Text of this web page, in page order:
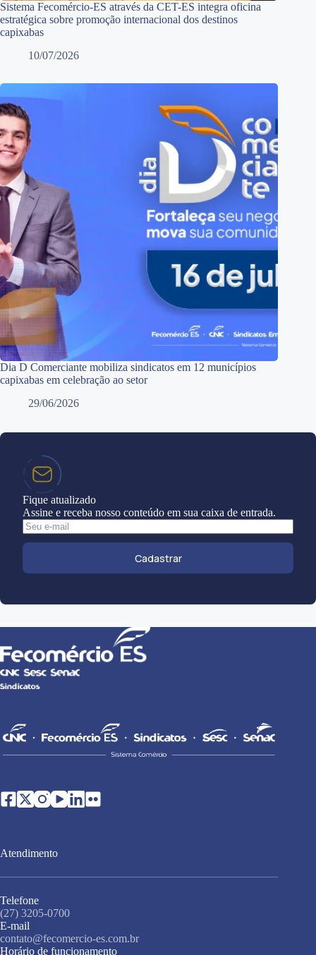
Sistema Fecomércio-ES através da CET-ES integra oficina
estratégica sobre promoção internacional dos destinos
capixabas
10/07/2026
Dia D Comerciante mobiliza sindicatos em 12 municípios
capixabas em celebração ao setor
29/06/2026
Fique atualizado
Assine e receba nosso conteúdo em sua caixa de entrada.
Cadastrar
Atendimento
Telefone
(27) 3205-0700
E-mail
contato@fecomercio-es.com.br
Horário de funcionamento